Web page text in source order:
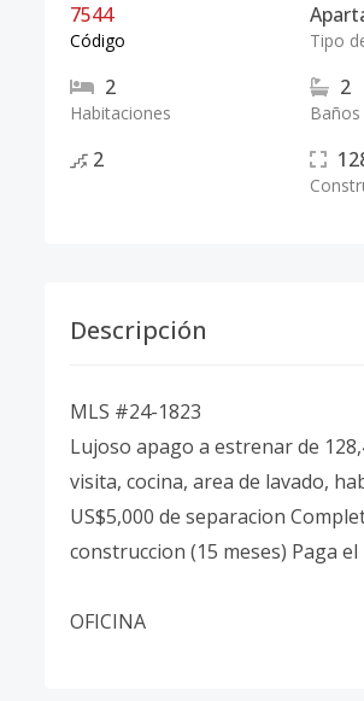
7544
Código Tipo
2
Habitaciones
2
Baños
2
Descripción
MLS #24-1823
Lujoso apago a estrenar de
visita, cocina, area de lavado,
US$5,000 de separacion
construccion (15 meses) Paga
OFICINA